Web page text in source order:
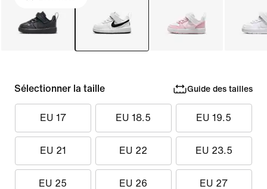
Sélectionner la taille Guide des tailles
EU 17 EU 18.5 EU 19.5
EU 21 EU 22 EU 23.5
EU 25 EU 26 EU 27